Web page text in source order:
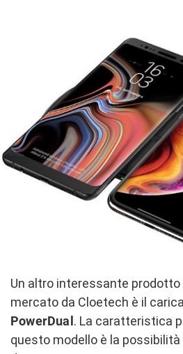
Un altro interessante prodotto
mercato da Cloetech è il
PowerDual . La caratteristica
questo modello è la